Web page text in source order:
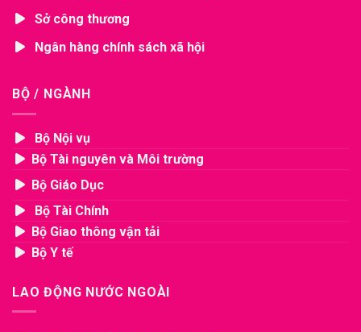
Sở công thương
Ngân hàng chính sách xã hội
BỘ / NGÀNH
Bộ Nội vụ
Bộ Tài nguyên và Môi trường
Bộ Giáo Dục
Bộ Tài Chính
Bộ Giao thông vận tải
Bộ Y tế
LAO ĐỘNG NƯỚC NGOÀI